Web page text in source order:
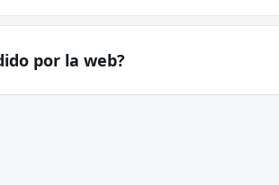
por la web?